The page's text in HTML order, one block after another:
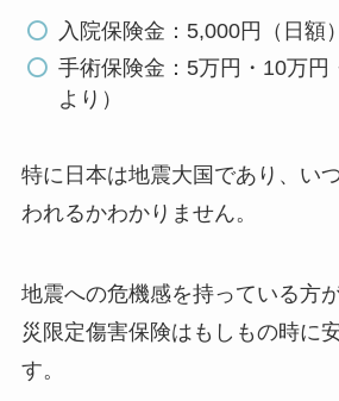
入院保険金：5,000円（日額）
手術保険金：5万円・10万円
より）
特に日本は地震大国であり、い
われるかわかりません。
地震への危機感を持っている方
災限定傷害保険はもしもの時に
す。